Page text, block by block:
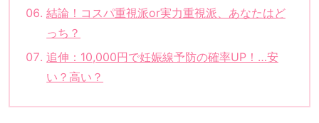
結論！コスパ重視派or実力重視派、あなたはど
っち？
追伸：10,000円で妊娠線予防の確率UP！…安
い？高い？